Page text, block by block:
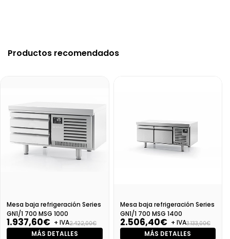
Productos recomendados
Mesa baja refrigeración Series
GN1/1 700 MSG 1000
1.937,60€ + IVA2.422,00€
MÁS DETALLES
Mesa baja refrigeración Series
GN1/1 700 MSG 1400
2.506,40€ + IVA3.133,00€
MÁS DETALLES